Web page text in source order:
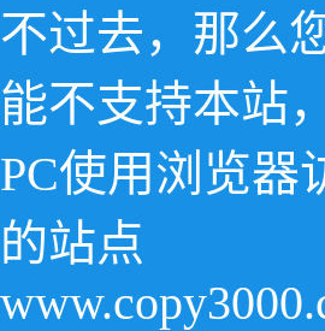
不过去，那么
能不支持本站
PC使用浏览器
的站点